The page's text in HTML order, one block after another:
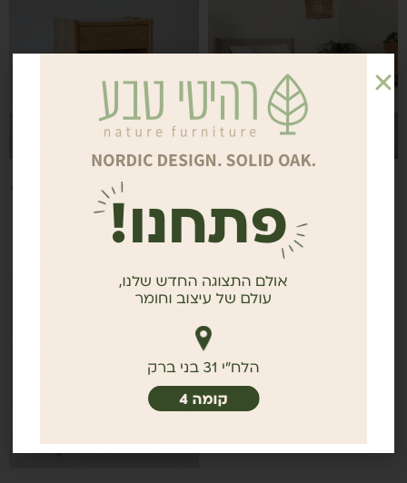
זוגית מעץ אלון
מלא/שילוב בד
6,250
BOIL | שידת לילה מעץ
אלון מלא
1,450